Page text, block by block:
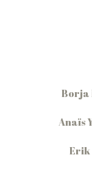
Borja
Anaïs
Erik